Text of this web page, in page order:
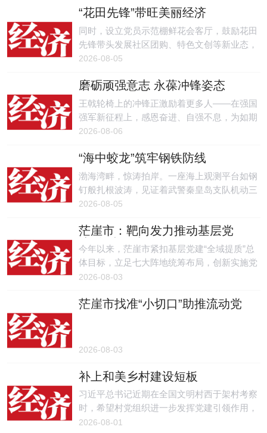
工现场观看。
“花田先锋”带旺美丽经济
同时，设立党员示范棚鲜花会客厅，鼓励花田
先锋带头发展社区团购、特色文创等新业态，
不断提升楚花品牌影响力，持续带动群众多元
2026-08-05
磨砺顽强意志 永葆冲锋姿态
王戟轮椅上的冲锋正激励着更多人——在强国
强军新征程上，感恩奋进、自强不息，为如期
实现建军一百年奋斗目标、加快把人民军队建
强国建设、民族复兴伟业而团结奋斗。
2026-08-06
“海中蛟龙”筑牢钢铁防线
渤海湾畔，惊涛拍岸。一座海上观测平台如钢
钉般扎根波涛，见证着武警秦皇岛支队机动三
大队机动八中队官兵的忠诚坚守。
2026-08-05
茫崖市：靶向发力推动基层党
建“全域提质”
今年以来，茫崖市紧扣基层党建“全域提质”总
体目标，立足七大阵地统筹布局，创新实施党
建领航系列行动，靶向破解基层治理难题、深
市各领域基层党建工作提质增效。
2026-08-03
茫崖市找准“小切口”助推流动党
2026-08-03
补上和美乡村建设短板
习近平总书记近期在全国文明村西于架村考察
时，希望村党组织进一步发挥党建引领作用，
充分调动村民群众的积极性，在推进宜居宜业
2026-08-01